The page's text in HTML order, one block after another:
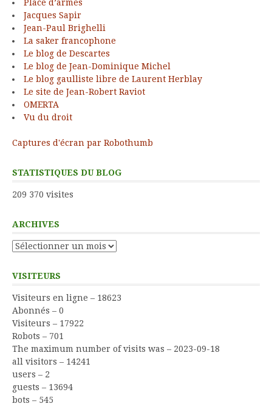
Place d’armes
Jacques Sapir
Jean-Paul Brighelli
La saker francophone
Le blog de Descartes
Le blog de Jean-Dominique Michel
Le blog gaulliste libre de Laurent Herblay
Le site de Jean-Robert Raviot
OMERTA
Vu du droit
Captures d'écran par Robothumb
STATISTIQUES DU BLOG
209 370 visites
ARCHIVES
Archives
VISITEURS
Visiteurs en ligne – 18623
Abonnés – 0
Visiteurs – 17922
Robots – 701
The maximum number of visits was – 2023-09-18
all visitors – 14241
users – 2
guests – 13694
bots – 545